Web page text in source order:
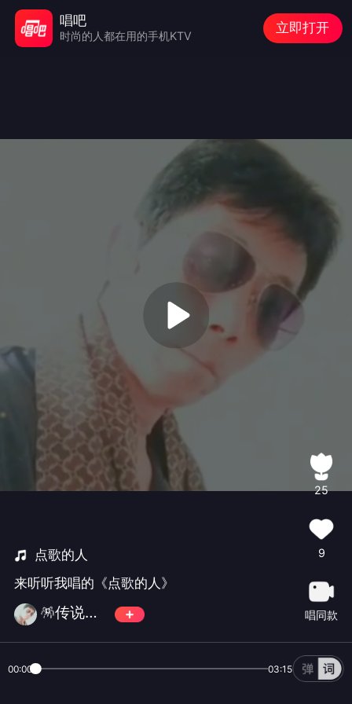
点歌的人
来听听我唱的《点歌的人》
🪅传说🪅✨🀄️✨💫古道诗原💫
25
9
唱同款
00:00 03:15
唱吧
时尚的人都在用的手机KTV
立即打开